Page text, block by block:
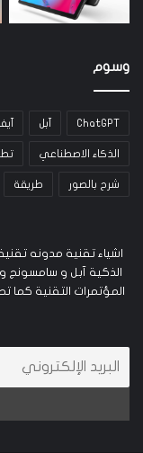
وسوم
ChatGPT آبل
الذكاء الاصطناعي
شرح بالصور طريقة
اشياء تقنية مدونه
الذكية آبل و
المؤتمرات التقنية كما